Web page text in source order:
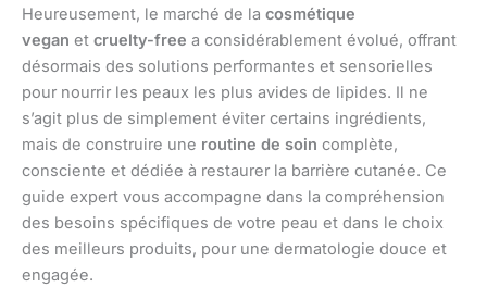
Heureusement, le marché de la cosmétique
vegan et cruelty-free a considérablement évolué, offrant
désormais des solutions performantes et sensorielles
pour nourrir les peaux les plus avides de lipides. Il ne
s’agit plus de simplement éviter certains ingrédients,
mais de construire une routine de soin complète,
consciente et dédiée à restaurer la barrière cutanée. Ce
guide expert vous accompagne dans la compréhension
des besoins spécifiques de votre peau et dans le choix
des meilleurs produits, pour une dermatologie douce et
engagée.